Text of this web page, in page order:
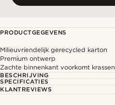
PRODUCTGEGEVENS
Milieuvriendelijk gerecycled karton
Premium ontwerp
Zachte binnenkant voorkomt krassen
BESCHRIJVING
SPECIFICATIES
KLANTREVIEWS